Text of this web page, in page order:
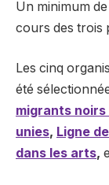
Un minimum
cours des trois
Les cinq
été
migrants noirs
unies, Ligne
dans les arts,